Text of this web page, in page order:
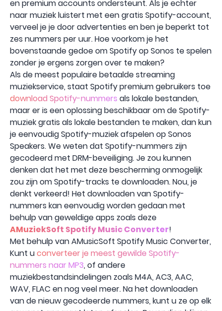
en premium accounts ondersteunt. Als je echter
naar muziek luistert met een gratis Spotify-account,
verveel je je door advertenties en ben je beperkt tot
zes nummers per uur. Hoe voorkom je het
bovenstaande gedoe om Spotify op Sonos te spelen
zonder je ergens zorgen over te maken?
Als de meest populaire betaalde streaming
muziekservice, staat Spotify premium gebruikers toe
download Spotify-nummers als lokale bestanden,
maar er is een oplossing beschikbaar om de Spotify-
muziek gratis als lokale bestanden te maken, dan kun
je eenvoudig Spotify-muziek afspelen op Sonos
Speakers. We weten dat Spotify-nummers zijn
gecodeerd met DRM-beveiliging. Je zou kunnen
denken dat het met deze bescherming onmogelijk
zou zijn om Spotify-tracks te downloaden. Nou, je
denkt verkeerd! Het downloaden van Spotify-
nummers kan eenvoudig worden gedaan met
behulp van geweldige apps zoals deze
AMuziekSoft Spotify Music Converter!
Met behulp van AMusicSoft Spotify Music Converter,
Kunt uconverteer je meest gewilde Spotify-
nummers naar MP3, of andere
muziekbestandsindelingen zoals M4A, AC3, AAC,
WAV, FLAC en nog veel meer. Na het downloaden
van de nieuw gecodeerde nummers, kunt u ze op elk